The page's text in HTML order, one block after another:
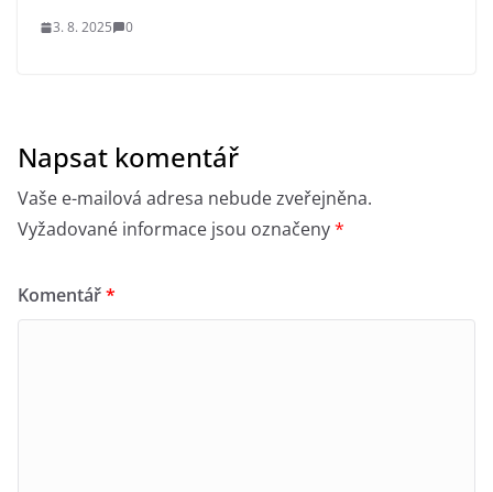
3. 8. 2025 0
Napsat komentář
Vaše e-mailová adresa nebude zveřejněna.
Vyžadované informace jsou označeny*
Komentář*